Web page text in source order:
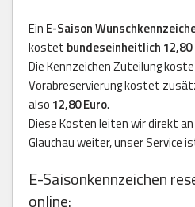
Ein E-Saison
kostet bundeseinheitlich 12,80
Die Kennzeichen Zuteilung
Vorabreservierung kostet
also 12,80 Euro.
Diese Kosten leiten wir direkt
Glauchau weiter, unser Service
E-Saisonkennzeichen
online: